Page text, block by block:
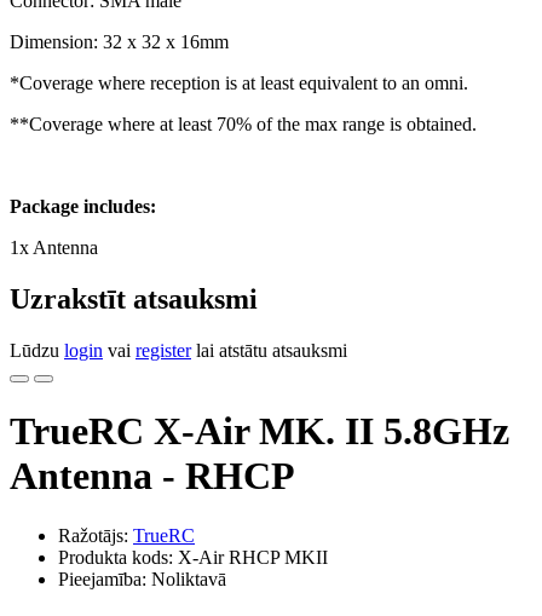
Dimension: 32 x 32 x 16mm
*Coverage where reception is at least equivalent to an omni.
**Coverage where at least 70% of the max range is obtained.
Package includes:
1x Antenna
Uzrakstīt atsauksmi
Lūdzu login vai registerlai atstātu atsauksmi
TrueRC X-Air MK. II 5.8GHz
Antenna - RHCP
Ražotājs: TrueRC
Produkta kods: X-Air RHCP MKII
Pieejamība: Noliktavā